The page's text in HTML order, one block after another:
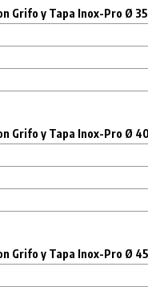
Grifo y Tapa Inox-Pro Ø
Grifo y Tapa Inox-Pro Ø
Grifo y Tapa Inox-Pro Ø